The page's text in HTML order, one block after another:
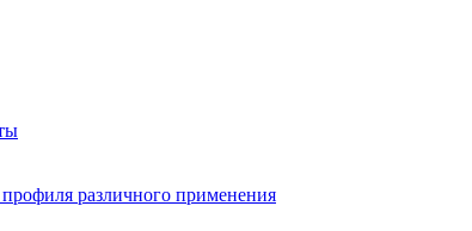
различного применения